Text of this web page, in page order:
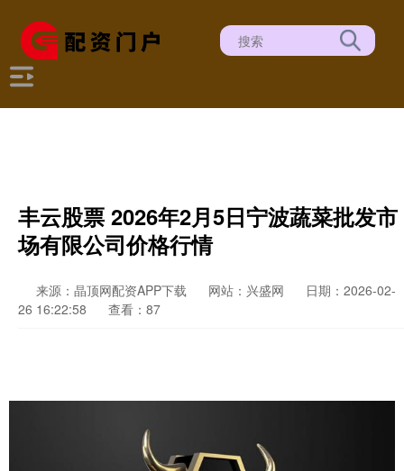
丰云股票 2026年2月5日宁波蔬菜批发市
场有限公司价格行情
来源：晶顶网配资APP下载 网站：兴盛网
日期：2026-02-
26 16:22:58
查看：87